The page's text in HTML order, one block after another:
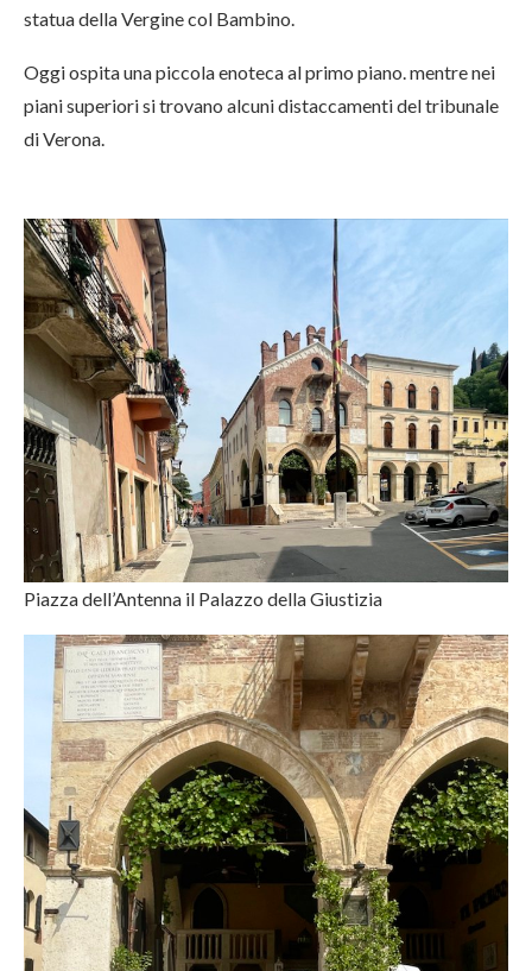
statua della Vergine col Bambino.
Oggi ospita una piccola enoteca al primo piano. mentre nei
piani superiori si trovano alcuni distaccamenti del tribunale
di Verona.
Piazza dell’Antenna il Palazzo della Giustizia